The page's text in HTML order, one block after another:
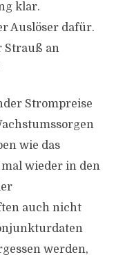
klar.
Auslöser dafür.
Strauß an
Strompreise
wie das
wieder in den
auch nicht
werden,